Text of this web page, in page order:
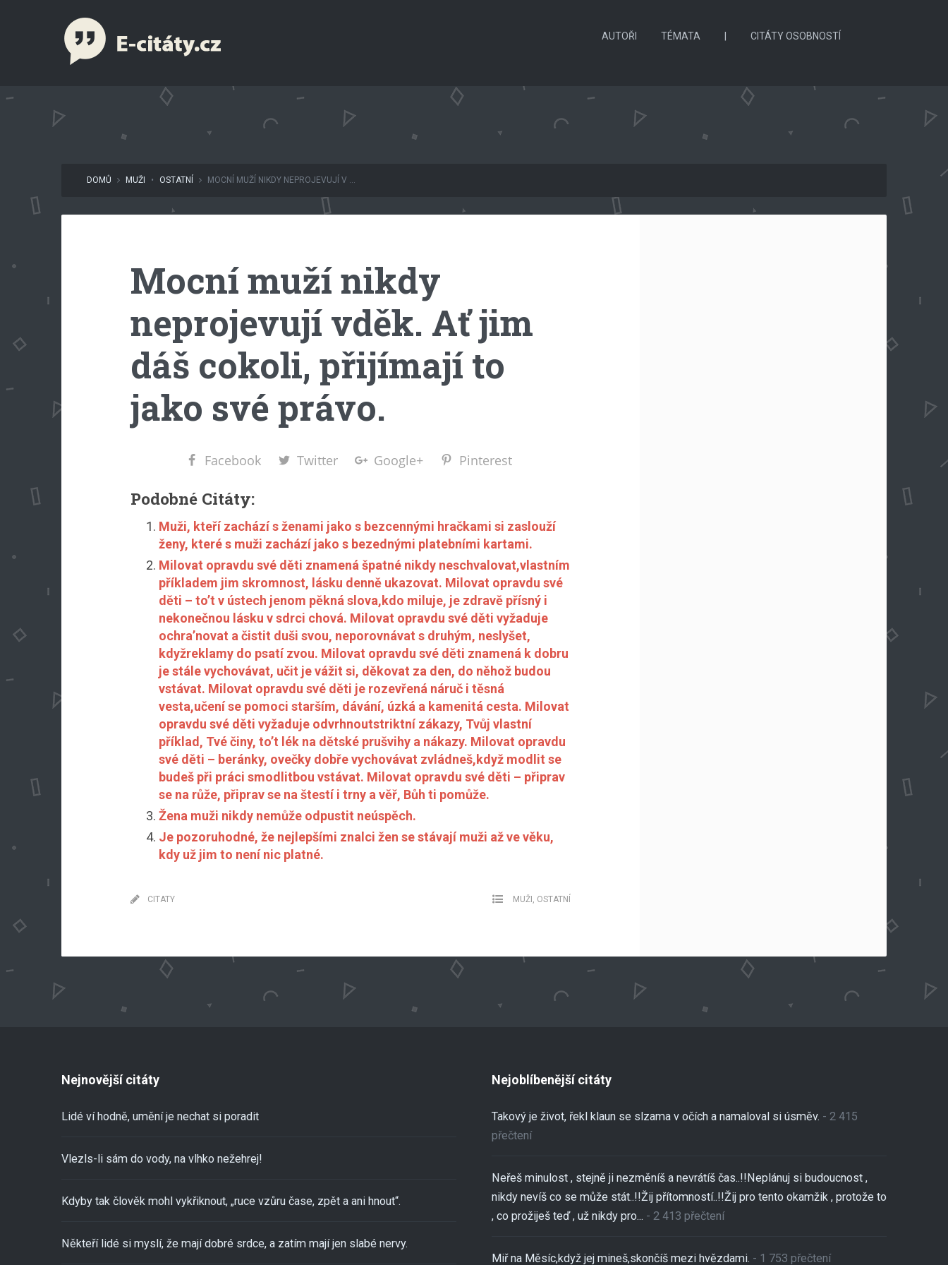
AUTOŘI TÉMATA CITÁTY OSOBNOSTÍ
DOMŮ MUŽI • OSTATNÍ MOCNÍ MUŽÍ NIKDY NEPROJEVUJÍ V ...
Mocní muží nikdy
neprojevují vděk. Ať jim
dáš cokoli, přijímají to
jako své právo.
Facebook Twitter Google+ Pinterest
Podobné Citáty:
Muži, kteří zachází s ženami jako s bezcennými hračkami si zaslouží
ženy, které s muži zachází jako s bezednými platebními kartami.
Milovat opravdu své děti znamená špatné nikdy neschvalovat,vlastním
příkladem jim skromnost, lásku denně ukazovat. Milovat opravdu své
děti – to’t v ústech jenom pěkná slova,kdo miluje, je zdravě přísný i
nekonečnou lásku v sdrci chová. Milovat opravdu své děti vyžaduje
ochra’novat a čistit duši svou, neporovnávat s druhým, neslyšet,
kdyžreklamy do psatí zvou. Milovat opravdu své děti znamená k dobru
je stále vychovávat, učit je vážit si, děkovat za den, do něhož budou
vstávat. Milovat opravdu své děti je rozevřená náruč i těsná
vesta,učení se pomoci starším, dávání, úzká a kamenitá cesta. Milovat
opravdu své děti vyžaduje odvrhnoutstriktní zákazy, Tvůj vlastní
příklad, Tvé činy, to’t lék na dětské prušvihy a nákazy. Milovat opravdu
své děti – beránky, ovečky dobře vychovávat zvládneš,když modlit se
budeš při práci smodlitbou vstávat. Milovat opravdu své děti – připrav
se na růže, připrav se na štestí i trny a věř, Bůh ti pomůže.
Žena muži nikdy nemůže odpustit neúspěch.
Je pozoruhodné, že nejlepšími znalci žen se stávají muži až ve věku,
kdy už jim to není nic platné.
CITATY MUŽI OSTATNÍ
Nejnovější citáty
Lidé ví hodně, umění je nechat si poradit
Vlezls-li sám do vody, na vlhko nežehrej!
Kdyby tak člověk mohl vykřiknout, „ruce vzůru čase, zpět a ani hnout“.
Někteří lidé si myslí, že mají dobré srdce, a zatím mají jen slabé nervy.
Nejoblíbenější citáty
Takový je život, řekl klaun se slzama v očích a namaloval si úsměv. - 2 415
přečtení
Neřeš minulost , stejně ji nezměníš a nevrátíš čas..!!Neplánuj si budoucnost ,
nikdy nevíš co se může stát..!!Žij přítomností..!!Žij pro tento okamžik , protože to
, co prožiješ teď , už nikdy pro... - 2 413 přečtení
Miř na Měsíc,když jej mineš,skončíš mezi hvězdami. - 1 753 přečtení